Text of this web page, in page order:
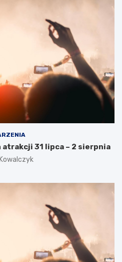
atrakcji 31 lipca – 2 sierpnia